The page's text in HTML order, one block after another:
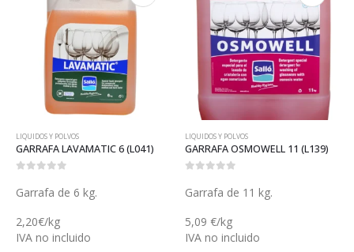
LIQUIDOS Y POLVOS
GARRAFA LAVAMATIC 6 (L041)
Garrafa de 6 kg.
2,20€/kg
IVA no incluido
LIQUIDOS Y POLVOS
GARRAFA OSMOWELL 11 (L139)
Garrafa de 11 kg.
5,09 €/kg
IVA no incluido